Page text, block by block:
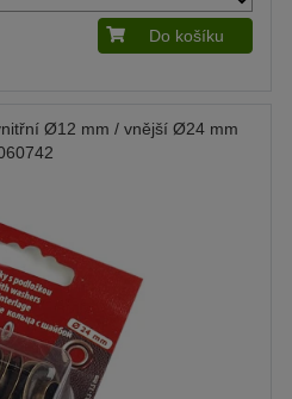
Do košíku
Ø12 mm / vnější Ø24 mm